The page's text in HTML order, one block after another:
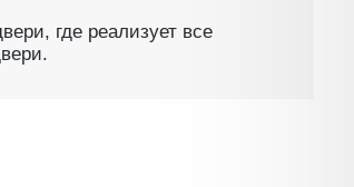
где реализует все